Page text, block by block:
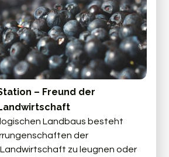
– Freund der
Landbaus besteht
der
zu leugnen oder